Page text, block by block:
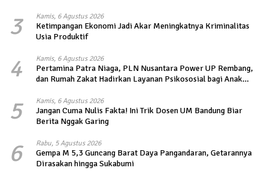
3 Kamis, 6 Agustus 2026
Ketimpangan Ekonomi Jadi Akar Meningkatnya Kriminalitas
Usia Produktif
4 Kamis, 6 Agustus 2026
Pertamina Patra Niaga, PLN Nusantara Power UP Rembang,
dan Rumah Zakat Hadirkan Layanan Psikososial bagi Anak
5 Kamis, 6 Agustus 2026
Jangan Cuma Nulis Fakta! Ini Trik Dosen UM Bandung Biar
Berita Nggak Garing
6 Rabu, 5 Agustus 2026
Gempa M 5,3 Guncang Barat Daya Pangandaran, Getarannya
Dirasakan hingga Sukabumi